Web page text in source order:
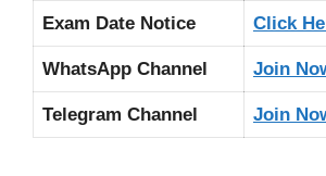
Exam Date Notice Click
WhatsApp Channel Join
Telegram Channel Join